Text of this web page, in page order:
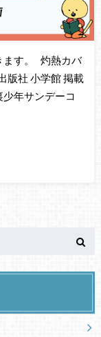
ます。 灼熱カバ
版社 小学館 掲載
年サンデーコ